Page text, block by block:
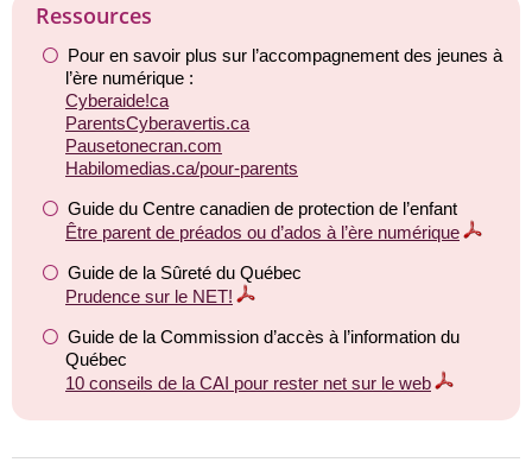
Ressources
Pour en savoir plus sur l’accompagnement des jeunes à
l’ère numérique :
Cyberaide!ca
ParentsCyberavertis.ca
Pausetonecran.com
Habilomedias.ca/pour-parents
Guide du Centre canadien de protection de l’enfant
Être parent de préados ou d’ados à l’ère numérique
Guide de la Sûreté du Québec
Prudence sur le NET!
Guide de la Commission d’accès à l’information du
Québec
10 conseils de la CAI pour rester net sur le web